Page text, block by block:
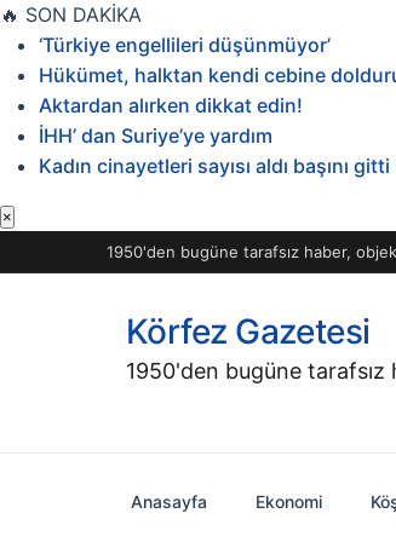
İçeriğe
geç
🔥 SON DAKİKA
‘Türkiye engellileri düşünmüyor’
Hükümet, halktan kendi cebine
Aktardan alırken dikkat edin!
İHH’ dan Suriye’ye yardım
Kadın cinayetleri sayısı aldı başını gitti
×
1950'den bugüne tarafsız haber,
Körfez Gazetesi
1950'den bugüne
Anasayfa Ekonomi